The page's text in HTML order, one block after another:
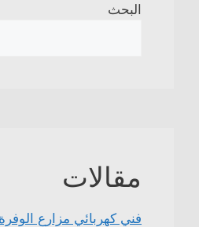
البحث
مقالات
فني كهربائي مزارع الوفرة